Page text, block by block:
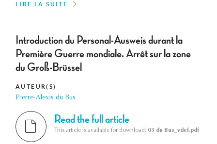
LIRE LA SUITE
Introduction du Personal-Ausweis durant la
Première Guerre mondiale. Arrêt sur la zone
du Groß-Brüssel
AUTEUR(S)
Pierre-Alexis du Bus
Read the full article
This article is available for download: 03 du Bus_vdef.pdf